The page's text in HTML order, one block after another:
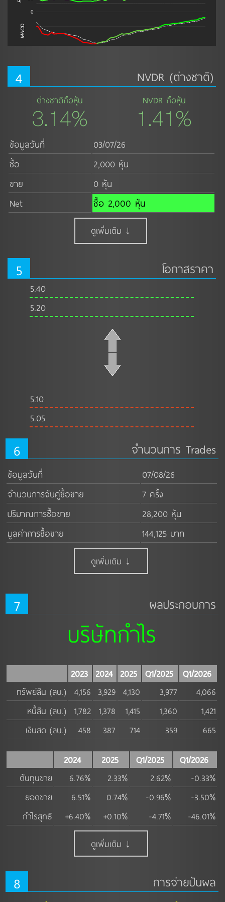
0
MACD
4 NVDR (ต่างชาติ)
ต่างชาติถือหุ้น
3.14%
NVDR ถือหุ้น
1.41%
ข้อมูลวันที่
03/07/26
ซื้อ
2,000 หุ้น
ขาย
0 หุ้น
Net
ซื้อ 2,000 หุ้น
ดูเพิ่มเติม ↓
5 โอกาสราคา
5.40
5.20
5.10
5.05
6 จำนวนการ Trades
ข้อมูลวันที่
07/08/26
จำนวนการจับคู่ซื้อขาย
7 ครั้ง
ปริมาณการซื้อขาย
28,200 หุ้น
มูลค่าการซื้อขาย
144,125 บาท
ดูเพิ่มเติม ↓
7 ผลประกอบการ
บริษัทกำไร
2023 2024 2025 Q1/2025
Q1/2026
ทรัพย์สิน (ลบ.)
4,156 3,929 4,130 3,977
4,066
หนี้สิน (ลบ.)
1,782 1,378 1,415 1,360
1,421
เงินสด (ลบ.)
458 387 714 359 665
2024 2025 Q1/2025
Q1/2026
ต้นทุนขาย
6.76% 2.33% 2.62%
-0.33%
ยอดขาย
6.51% 0.74% -0.96%
-3.50%
กำไรสุทธิ
+6.40% +0.10% -4.71% -46.01%
ดูเพิ่มเติม ↓
8 การจ่ายปันผล